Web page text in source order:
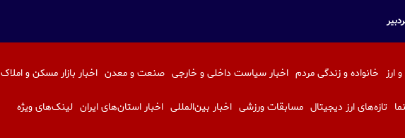
ارز خانواده و زندگی مردم اخبار سیاست داخلی و خارجی صنعت و معدن اخبار بازار مسکن و املاک
تازه‌های ارز دیجیتال مسابقات ورزشی اخبار بین‌المللی اخبار استان‌های ایران لینک‌های ویژه